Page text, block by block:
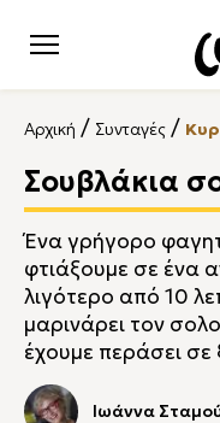
Αρχική / Συνταγές /
Σουβλάκια
Ένα γρήγορο
φτιάξουμε σε ένα
λιγότερο από 10
μαρινάρει τον
έχουμε περάσει σε
Ιωάννα